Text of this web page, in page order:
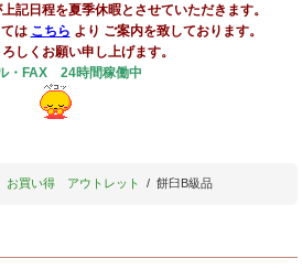
記日程を夏季休暇とさせていただきます。
は こちら より ご案内を致しております。
しくお願い申し上げます。
・FAX 24時間稼働中
買い得 アウトレット 餅臼B級品